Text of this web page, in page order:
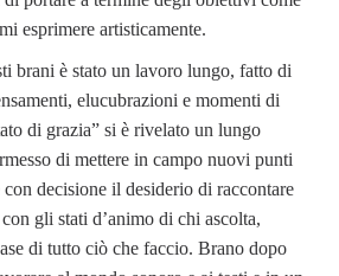
esprimere artisticamente.
brani è stato un lavoro lungo, fatto di
elucubrazioni e momenti di
di grazia” si è rivelato un lungo
di mettere in campo nuovi punti
decisione il desiderio di raccontare
gli stati d’animo di chi ascolta,
di tutto ciò che faccio. Brano dopo